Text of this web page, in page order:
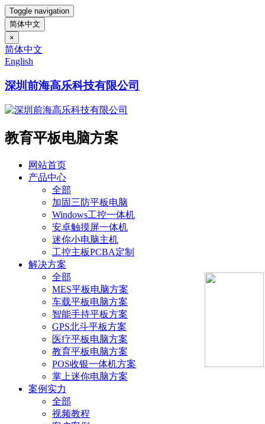
Toggle navigation
简体中文
×
简体中文
English
深圳前海高乐科技有限公司
教育平板电脑方案
网站首页
产品中心
全部
加固三防平板电脑
Windows工控一体机
安卓触摸屏一体机
迷你小电脑主机
工控主板PCBA定制
解决方案
全部
MES平板电脑方案
车载平板电脑方案
智能手持平板方案
GPS北斗平板方案
医疗平板电脑方案
教育平板电脑方案
POS收银一体机方案
掌上迷你电脑方案
案例实力
全部
视频教程